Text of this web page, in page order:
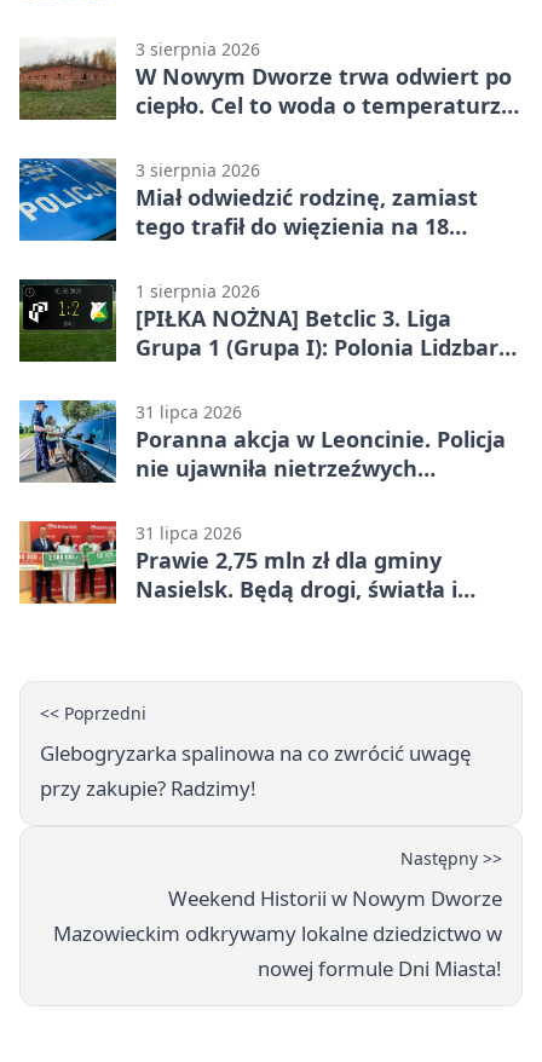
3 sierpnia 2026
W Nowym Dworze trwa odwiert po
ciepło. Cel to woda o temperaturze
3 sierpnia 2026
Miał odwiedzić rodzinę, zamiast
tego trafił do więzienia na 18
1 sierpnia 2026
[PIŁKA NOŻNA] Betclic 3. Liga
Grupa 1 (Grupa I): Polonia Lidzbark
Mazowiecki 1:2
31 lipca 2026
Poranna akcja w Leoncinie. Policja
nie ujawniła nietrzeźwych
31 lipca 2026
Prawie 2,75 mln zł dla gminy
Nasielsk. Będą drogi, światła i
<< Poprzedni
Glebogryzarka spalinowa na co zwrócić uwagę
przy zakupie? Radzimy!
Następny >>
Weekend Historii w Nowym Dworze
Mazowieckim odkrywamy lokalne dziedzictwo w
nowej formule Dni Miasta!